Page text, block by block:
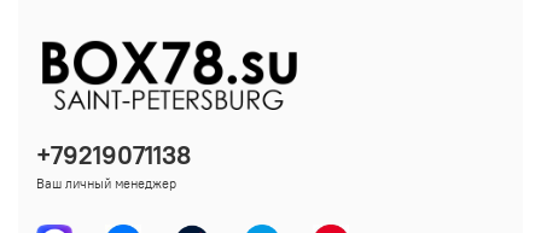
+79219071138
Ваш личный менеджер